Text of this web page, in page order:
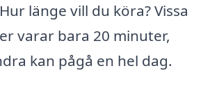
Hur länge vill du köra? Vissa
varar bara 20 minuter,
kan pågå en hel dag.